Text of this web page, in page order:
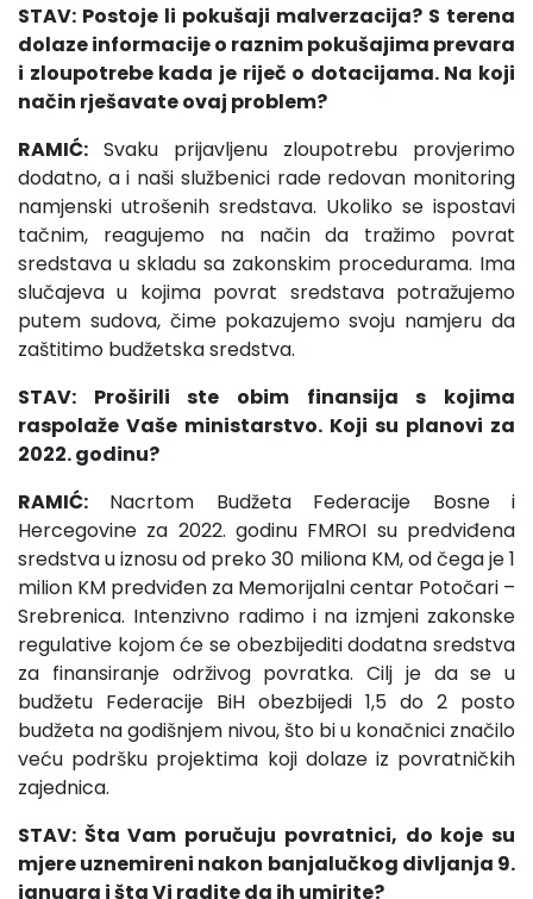
STAV: Postoje li pokušaji malverzacija? S terena
dolaze informacije o raznim pokušajima prevara
i zloupotrebe kada je riječ o dotacijama. Na koji
način rješavate ovaj problem?
RAMIĆ: Svaku prijavljenu zloupotrebu provjerimo
dodatno, a i naši službenici rade redovan monitoring
namjenski utrošenih sredstava. Ukoliko se ispostavi
tačnim, reagujemo na način da tražimo povrat
sredstava u skladu sa zakonskim procedurama. Ima
slučajeva u kojima povrat sredstava potražujemo
putem sudova, čime pokazujemo svoju namjeru da
zaštitimo budžetska sredstva.
STAV: Proširili ste obim finansija s kojima
raspolaže Vaše ministarstvo. Koji su planovi za
2022. godinu?
RAMIĆ: Nacrtom Budžeta Federacije Bosne i
Hercegovine za 2022. godinu FMROI su predviđena
sredstva u iznosu od preko 30 miliona KM, od čega je 1
milion KM predviđen za Memorijalni centar Potočari –
Srebrenica. Intenzivno radimo i na izmjeni zakonske
regulative kojom će se obezbijediti dodatna sredstva
za finansiranje održivog povratka. Cilj je da se u
budžetu Federacije BiH obezbijedi 1,5 do 2 posto
budžeta na godišnjem nivou, što bi u konačnici značilo
veću podršku projektima koji dolaze iz povratničkih
zajednica.
STAV: Šta Vam poručuju povratnici, do koje su
mjere uznemireni nakon banjalučkog divljanja 9.
januara i šta Vi radite da ih umirite?